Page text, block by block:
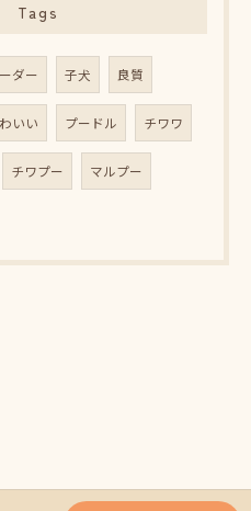
Tags
ダー 子犬 良質
いい プードル チワワ
チワプー マルプー